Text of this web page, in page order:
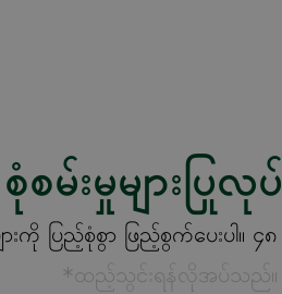
စုံစမ်းမှုများပြုလု
ပြည့်စုံစွာ ဖြည့်စွက်ပေးပါ။ ၄၈
*ထည့်သွင်းရန်လိုအပ်သည်။